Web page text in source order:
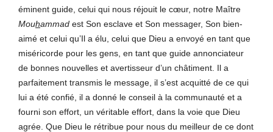
éminent guide, celui qui nous réjouit le cœur, notre Maître
Mouhammad est Son esclave et Son messager, Son bien-
aimé et celui qu’Il a élu, celui que Dieu a envoyé en tant que
miséricorde pour les gens, en tant que guide annonciateur
de bonnes nouvelles et avertisseur d’un châtiment. Il a
parfaitement transmis le message, il s’est acquitté de ce qui
lui a été confié, il a donné le conseil à la communauté et a
fourni son effort, un véritable effort, dans la voie que Dieu
agrée. Que Dieu le rétribue pour nous du meilleur de ce dont